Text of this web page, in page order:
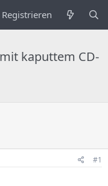
Registrieren
kaputtem CD-
#1